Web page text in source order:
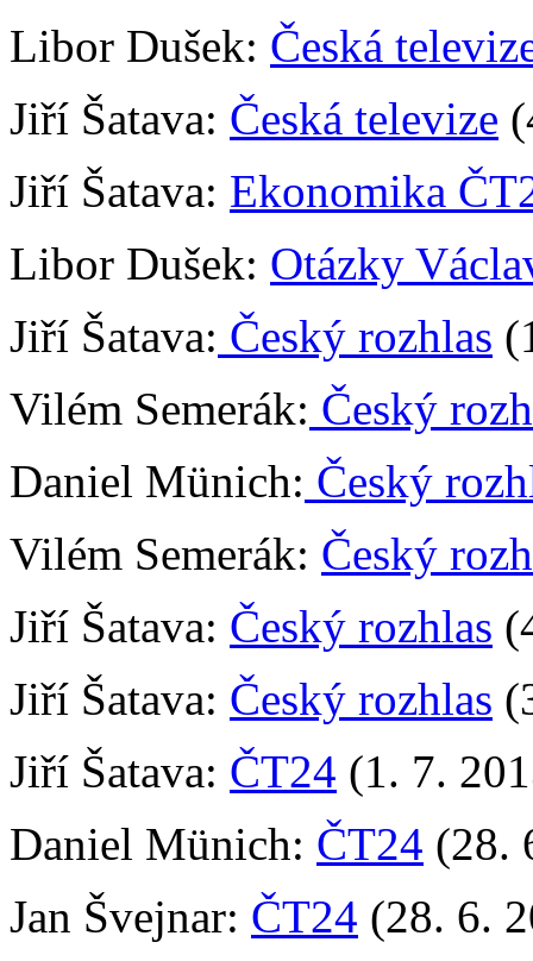
Libor Dušek: Česká
Jiří Šatava: Česká televize
Jiří Šatava: Ekonomika
Libor Dušek: Otázky
Jiří Šatava: Český rozhlas
Vilém Semerák: Český
Daniel Münich: Český
Vilém Semerák: Český
Jiří Šatava: Český rozhlas
Jiří Šatava: Český rozhlas
Jiří Šatava: ČT24 (1. 7.
Daniel Münich: ČT24 (28.
Jan Švejnar: ČT24 (28. 6.